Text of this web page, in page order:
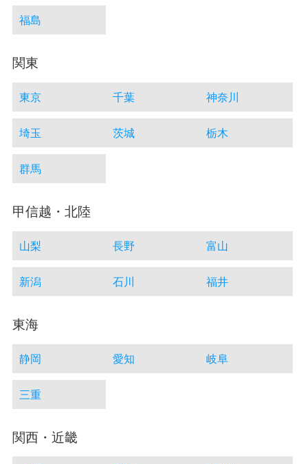
福島
関東
東京 千葉 神奈川
埼玉 茨城 栃木
群馬
甲信越・北陸
山梨 長野 富山
新潟 石川 福井
東海
静岡 愛知 岐阜
三重
関西・近畿